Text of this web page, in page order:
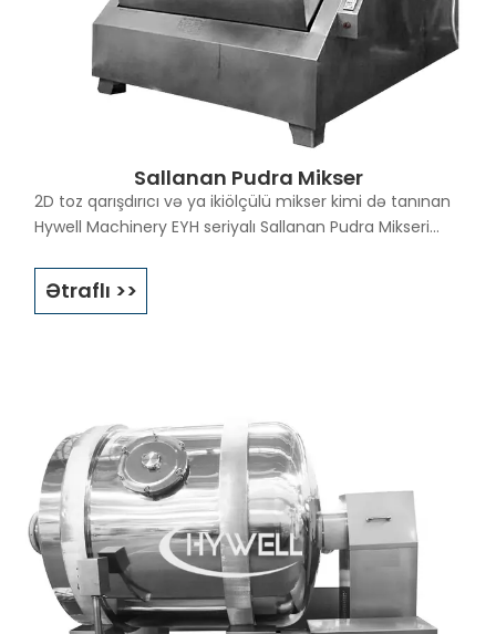
Sallanan Pudra Mikser
2D toz qarışdırıcı və ya ikiölçülü mikser kimi də tanınan
Hywell Machinery EYH seriyalı Sallanan Pudra Mikseri
Sallanan toz qarışdırıcı yeni hazırlanmış mexanizmdir.
Bu maşında istifadə edilən böyük tutumlu toz qarışdırıcı
Ətraflı >>